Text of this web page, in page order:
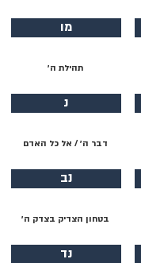
מו
תהילת ה׳
נ
דבר ה׳ / אל כל האדם
נב
בטחון הצדיק בצדק ה׳
נד